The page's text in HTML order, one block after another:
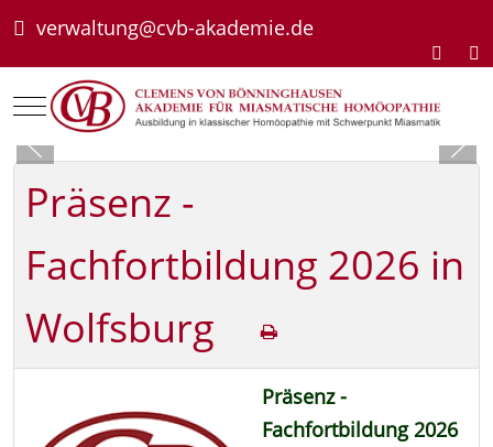
verwaltung@cvb-akademie.de
Mobile Menu Toggle
Präsenz -
Fachfortbildung 2026 in
Wolfsburg
Präsenz -
Fachfortbildung 2026